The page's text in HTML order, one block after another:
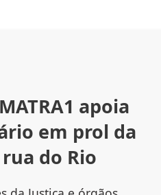
apoia
em prol da
do Rio